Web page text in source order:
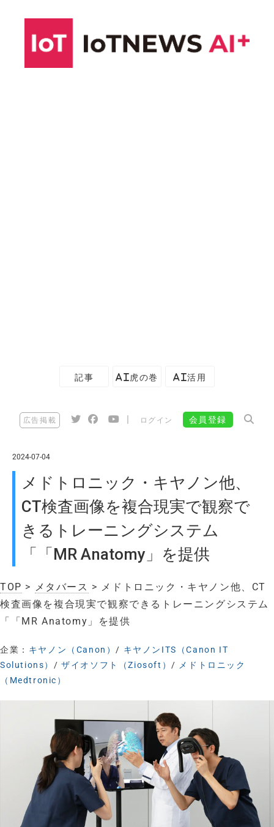
記事 AI虎の巻 AI活用
広告掲載 ログイン 会員登録
2024-07-04
メドトロニック・キヤノン他、
CT検査画像を複合現実で観察で
きるトレーニングシステム
「「MR Anatomy」を提供
TOP > メタバース > メドトロニック・キヤノン他、CT
検査画像を複合現実で観察できるトレーニングシステム
「「MR Anatomy」を提供
企業： キヤノン（Canon）/ キヤノンITS（Canon IT
Solutions） /ザイオソフト（Ziosoft）/ メドトロニック
（Medtronic）